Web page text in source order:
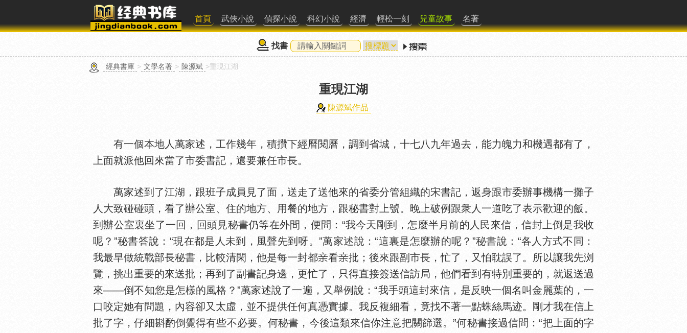
首頁 武俠小說 偵探小說 科幻小說 經濟 輕松一刻 兒童故事 名著
找書
經典書庫 > 文學名著 > 陳源斌 >重現江湖
重現江湖
陳源斌作品
有一個本地人萬家述，工作幾年，積攢下經曆閱曆，調到省城，十七八九年過去，能力魄力和機遇都有了，
上面就派他回來當了市委書記，還要兼任市長。
萬家述到了江湖，跟班子成員見了面，送走了送他來的省委分管組織的宋書記，返身跟市委辦事機構一攤子
人大致碰碰頭，看了辦公室、住的地方、用餐的地方，跟秘書對上號。晚上破例跟衆人一道吃了表示歡迎的飯。
到辦公室裏坐了一回，回頭見秘書仍等在外間，便問：“我今天剛到，怎麼半月前的人民來信，信封上倒是我收
呢？”秘書答說：“現在都是人未到，風聲先到呀。”萬家述說：“這裏是怎麼辦的呢？”秘書說：“各人方式不同：
我最早做統戰部長秘書，比較清閑，他是每一封都
看
批；後來跟副市長，忙了，又怕耽誤了。所以讓我先浏
覽，挑出重要的來送批；再到了副書記身邊，更忙了，只得直接簽送信訪局，他們看到有特別重要的，就返送過
來——倒不知您是怎樣的風格？”萬家述說了一遍，又舉例說：“我手頭這封來信，是反映一個名叫金麗葉的，一
口咬定她有問題，內容卻又太虛，並不提供任何真憑實據。我反複細看，竟找不著一點蛛絲馬迹。剛才我在信上
批了字，仔細斟酌倒覺得有些不必要。何秘書，今後這類來信你注意把關篩選。”何秘書接過信問：“把上面的字